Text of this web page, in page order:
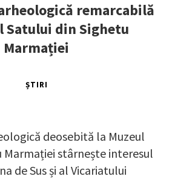
remarcabilă
Satului din Sighetu
Marmației
ȘTIRI
deosebită la Muzeul
Marmației stârnește interesul
de Sus și al Vicariatului